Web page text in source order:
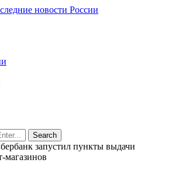
запустил пункты выдачи
магазинов